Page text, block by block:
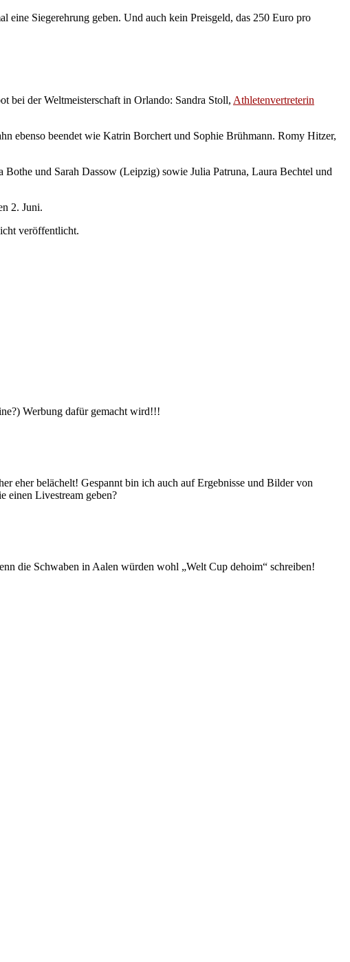
Siegerehrung geben. Und auch kein Preisgeld, das 250 Euro pro
bei der Weltmeisterschaft in Orlando: Sandra Stoll, Athletenvertreterin
ebenso beendet wie Katrin Borchert und Sophie Brühmann. Romy Hitzer,
und Sarah Dassow (Leipzig) sowie Julia Patruna, Laura Bechtel und
2. Juni.
veröffentlicht.
Werbung dafür gemacht wird!!!
eher belächelt! Gespannt bin ich auch auf Ergebnisse und Bilder von
einen Livestream geben?
die Schwaben in Aalen würden wohl „Welt Cup dehoim“ schreiben!